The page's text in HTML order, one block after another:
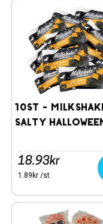
10st -
Salty
18.93kr
1.89kr /st